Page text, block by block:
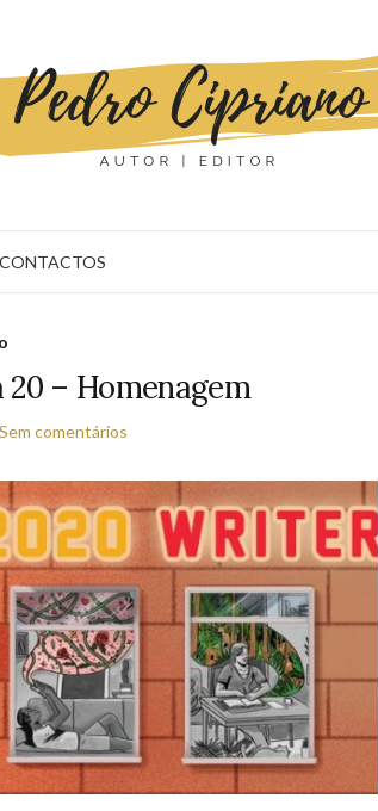
CONTACTOS
– Homenagem
Sem comentários